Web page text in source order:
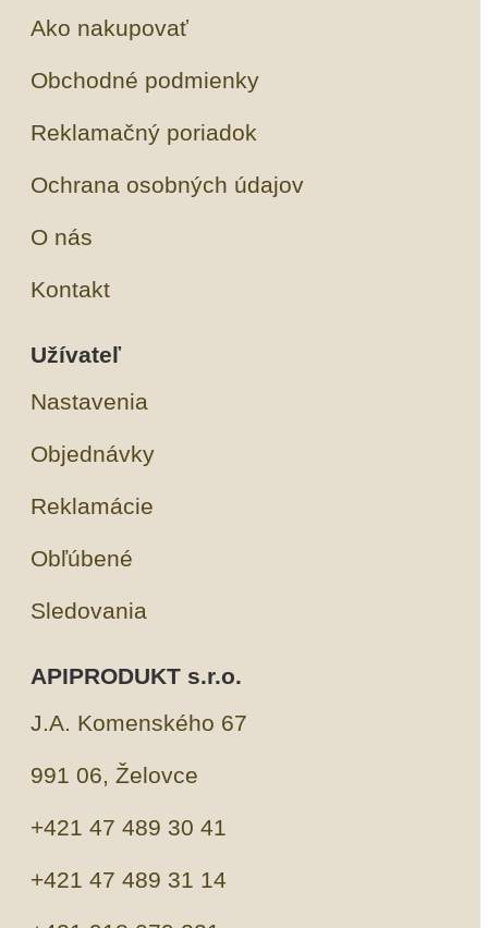
Ako nakupovať
Obchodné podmienky
Reklamačný poriadok
Ochrana osobných údajov
O nás
Kontakt
Užívateľ
Nastavenia
Objednávky
Reklamácie
Obľúbené
Sledovania
APIPRODUKT s.r.o.
J.A. Komenského 67
991 06, Želovce
+421 47 489 30 41
+421 47 489 31 14